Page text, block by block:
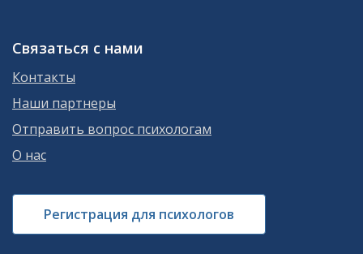
Связаться с нами
Контакты
Наши партнеры
Отправить вопрос психологам
О нас
Регистрация для психологов